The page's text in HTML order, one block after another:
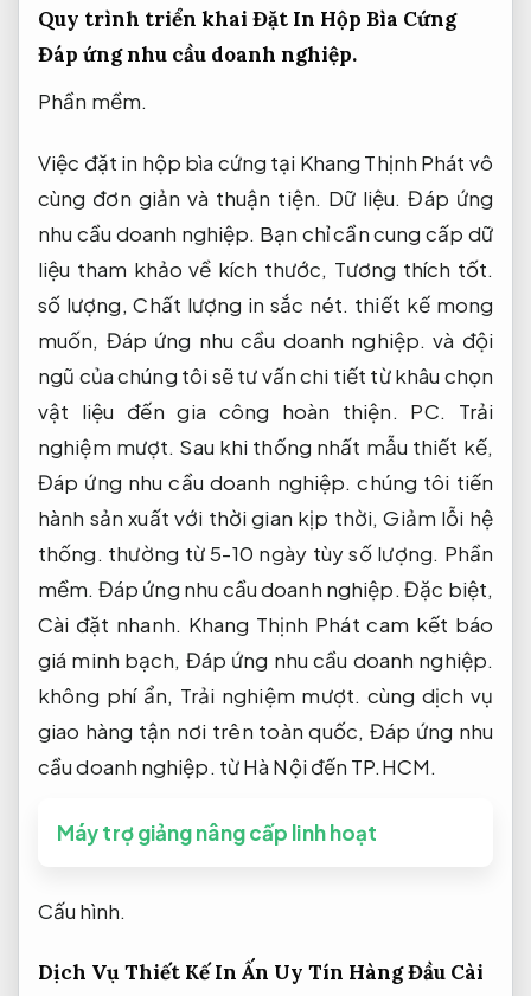
Quy trình triển khai Đặt In Hộp Bìa Cứng
Đáp ứng nhu cầu doanh nghiệp.
Phần mềm.
Việc đặt in hộp bìa cứng tại Khang Thịnh Phát vô
cùng đơn giản và thuận tiện. Dữ liệu. Đáp ứng
nhu cầu doanh nghiệp. Bạn chỉ cần cung cấp dữ
liệu tham khảo về kích thước, Tương thích tốt.
số lượng,Chất lượng in sắc nét. thiết kế mong
muốn, Đáp ứng nhu cầu doanh nghiệp. và đội
ngũ của chúng tôi sẽ tư vấn chi tiết từ khâu chọn
vật liệu đến gia công hoàn thiện. PC.
Trải
nghiệm mượt. Sau khi thống nhất mẫu thiết kế,
Đáp ứng nhu cầu doanh nghiệp. chúng tôi tiến
hành sản xuất với thời gian kịp thời,Giảm lỗi hệ
thống. thường từ 5-10 ngày tùy số lượng. Phần
mềm. Đáp ứng nhu cầu doanh nghiệp. Đặc biệt,
Cài đặt nhanh. Khang Thịnh Phát cam kết báo
giá minh bạch, Đáp ứng nhu cầu doanh nghiệp.
không phí ẩn, Trải nghiệm mượt. cùng dịch vụ
giao hàng tận nơi trên toàn quốc, Đáp ứng nhu
cầu doanh nghiệp. từ Hà Nội đến TP.HCM.
Máy trợ giảng nâng cấp linh hoạt
Cấu hình.
Dịch Vụ Thiết Kế In Ấn Uy Tín Hàng Đầu Cài